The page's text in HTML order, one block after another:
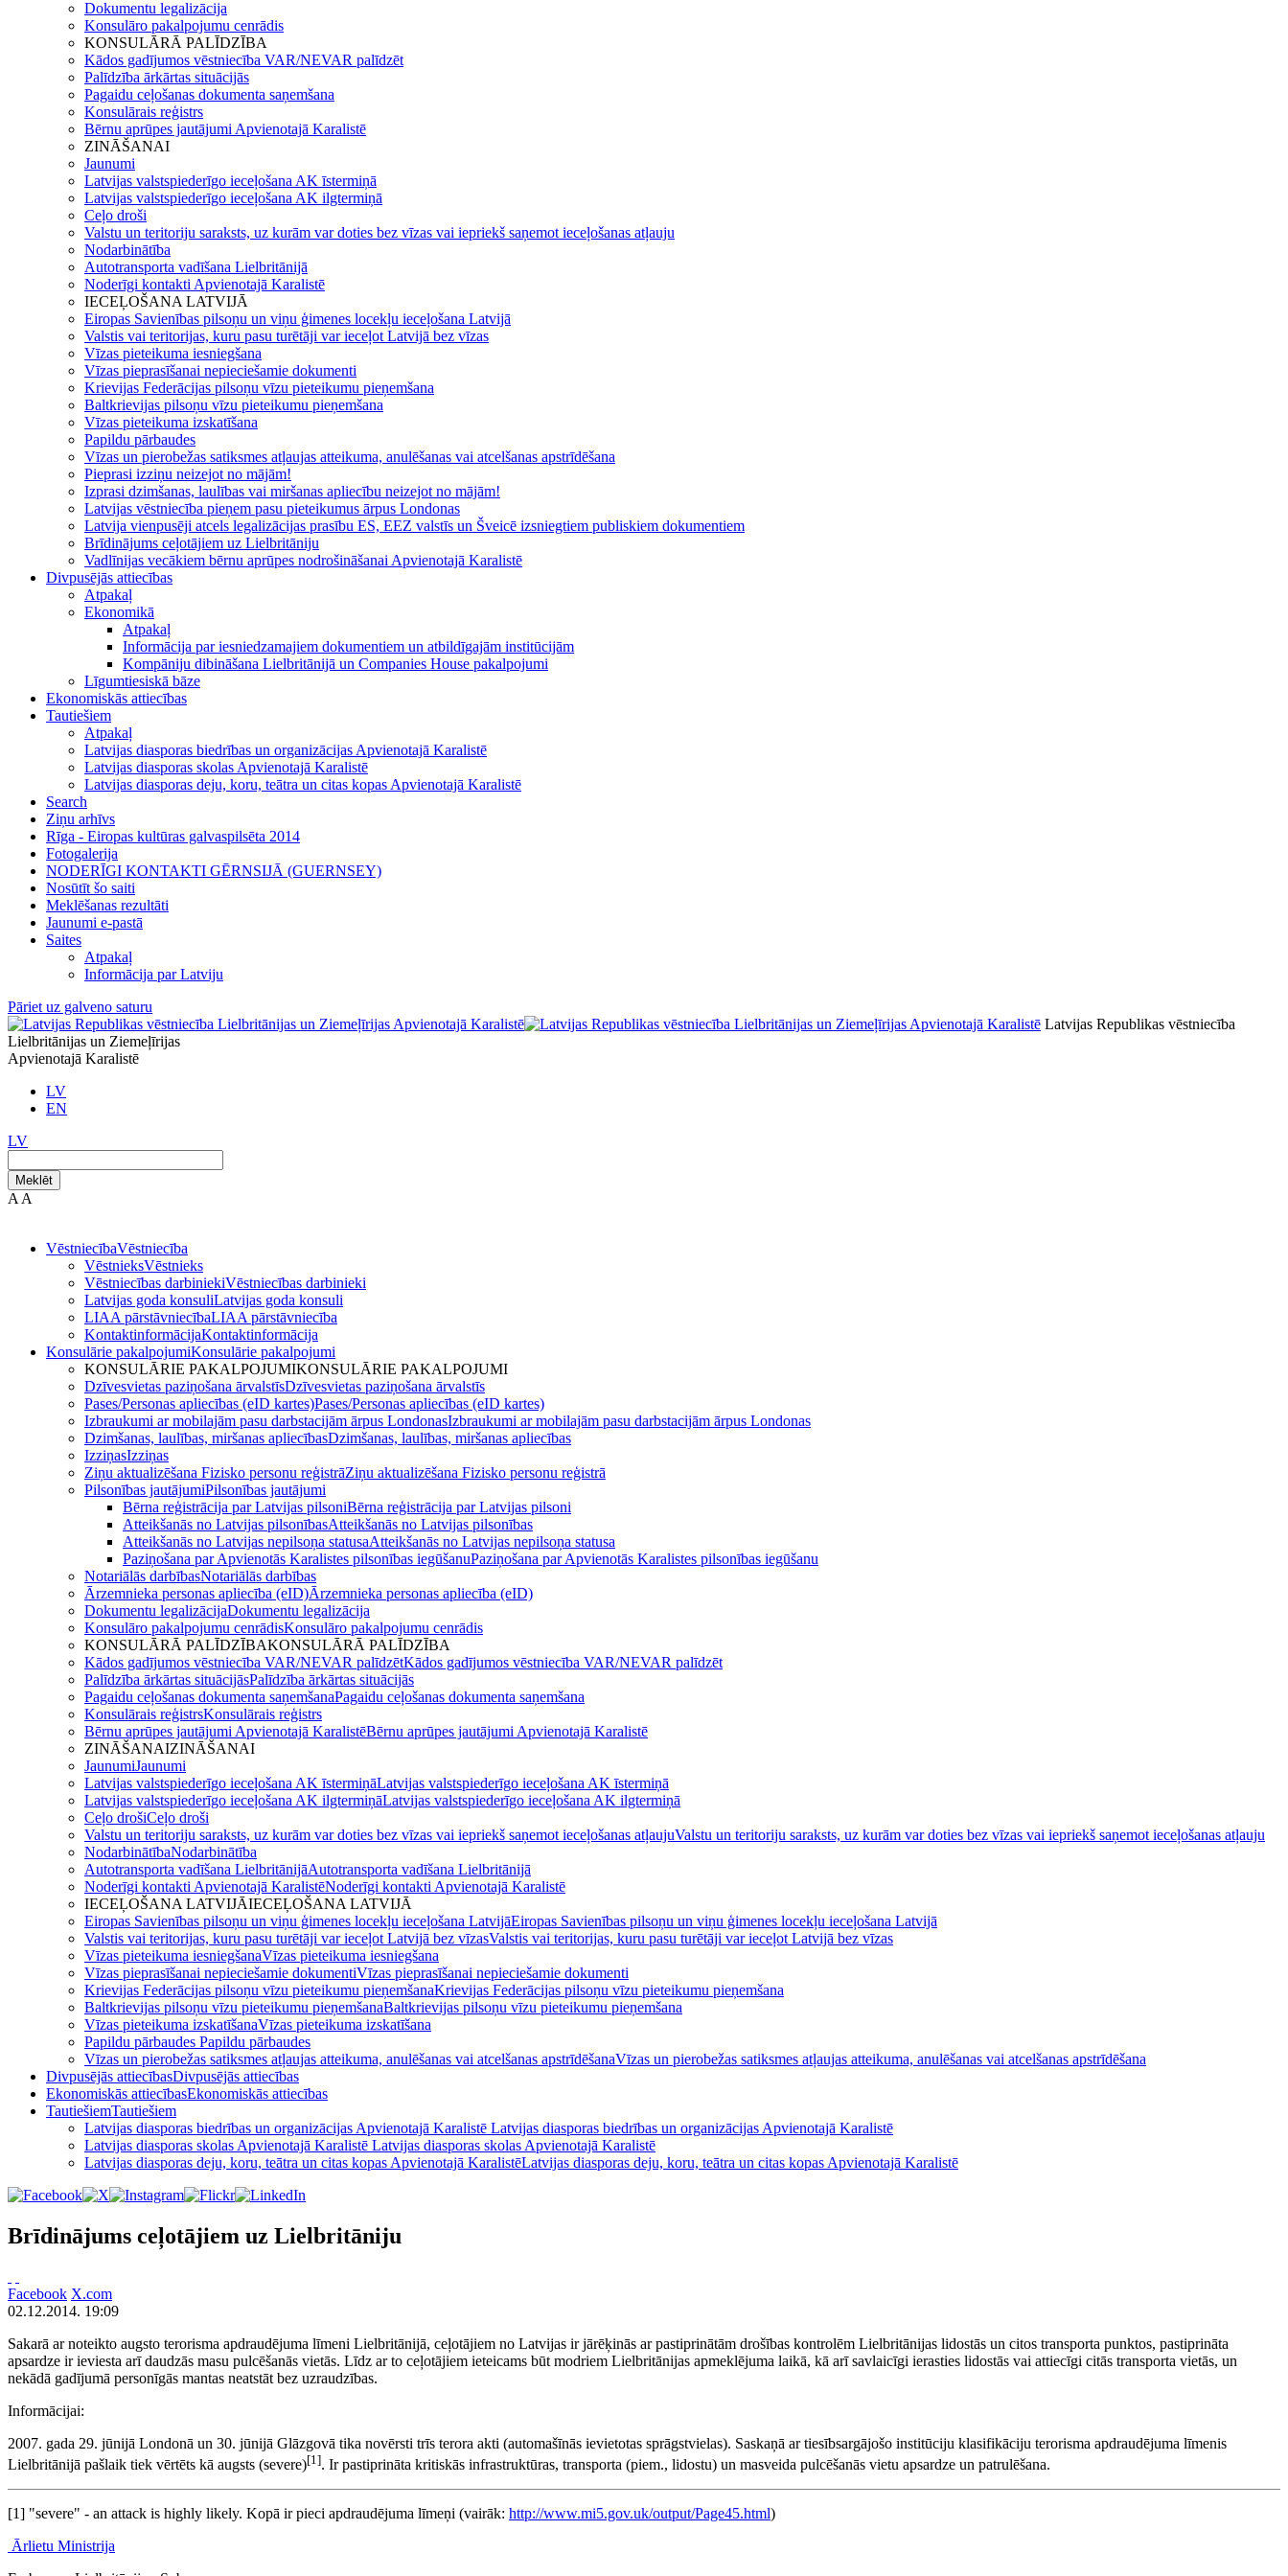
Dokumentu legalizācija
Konsulāro pakalpojumu cenrādis
KONSULĀRĀ PALĪDZĪBA
Kādos gadījumos vēstniecība VAR/NEVAR palīdzēt
Palīdzība ārkārtas situācijās
Pagaidu ceļošanas dokumenta saņemšana
Konsulārais reģistrs
Bērnu aprūpes jautājumi Apvienotajā Karalistē
ZINĀŠANAI
Jaunumi
Latvijas valstspiederīgo ieceļošana AK īstermiņā
Latvijas valstspiederīgo ieceļošana AK ilgtermiņā
Ceļo droši
Valstu un teritoriju saraksts, uz kurām var doties bez vīzas vai iepriekš saņemot ieceļošanas atļauju
Nodarbinātība
Autotransporta vadīšana Lielbritānijā
Noderīgi kontakti Apvienotajā Karalistē
IECEĻOŠANA LATVIJĀ
Eiropas Savienības pilsoņu un viņu ģimenes locekļu ieceļošana Latvijā
Valstis vai teritorijas, kuru pasu turētāji var ieceļot Latvijā bez vīzas
Vīzas pieteikuma iesniegšana
Vīzas pieprasīšanai nepieciešamie dokumenti
Krievijas Federācijas pilsoņu vīzu pieteikumu pieņemšana
Baltkrievijas pilsoņu vīzu pieteikumu pieņemšana
Vīzas pieteikuma izskatīšana
Papildu pārbaudes
Vīzas un pierobežas satiksmes atļaujas atteikuma, anulēšanas vai atcelšanas apstrīdēšana
Pieprasi izziņu neizejot no mājām!
Izprasi dzimšanas, laulības vai miršanas apliecību neizejot no mājām!
Latvijas vēstniecība pieņem pasu pieteikumus ārpus Londonas
Latvija vienpusēji atcels legalizācijas prasību ES, EEZ valstīs un Šveicē izsniegtiem publiskiem dokumentiem
Brīdinājums ceļotājiem uz Lielbritāniju
Vadlīnijas vecākiem bērnu aprūpes nodrošināšanai Apvienotajā Karalistē
Divpusējās attiecības
Atpakaļ
Ekonomikā
Atpakaļ
Informācija par iesniedzamajiem dokumentiem un atbildīgajām institūcijām
Kompāniju dibināšana Lielbritānijā un Companies House pakalpojumi
Līgumtiesiskā bāze
Ekonomiskās attiecības
Tautiešiem
Atpakaļ
Latvijas diasporas biedrības un organizācijas Apvienotajā Karalistē
Latvijas diasporas skolas Apvienotajā Karalistē
Latvijas diasporas deju, koru, teātra un citas kopas Apvienotajā Karalistē
Search
Ziņu arhīvs
Rīga - Eiropas kultūras galvaspilsēta 2014
Fotogalerija
NODERĪGI KONTAKTI GĒRNSIJĀ (GUERNSEY)
Nosūtīt šo saiti
Meklēšanas rezultāti
Jaunumi e-pastā
Saites
Atpakaļ
Informācija par Latviju
Pāriet uz galveno saturu
Latvijas Republikas vēstniecība
Lielbritānijas un Ziemeļīrijas
Apvienotajā Karalistē
LV
EN
LV
Meklēt
A A
VēstniecībaVēstniecība
VēstnieksVēstnieks
Vēstniecības darbiniekiVēstniecības darbinieki
Latvijas goda konsuliLatvijas goda konsuli
LIAA pārstāvniecībaLIAA pārstāvniecība
KontaktinformācijaKontaktinformācija
Konsulārie pakalpojumiKonsulārie pakalpojumi
KONSULĀRIE PAKALPOJUMIKONSULĀRIE PAKALPOJUMI
Dzīvesvietas paziņošana ārvalstīsDzīvesvietas paziņošana ārvalstīs
Pases/Personas apliecības (eID kartes)Pases/Personas apliecības (eID kartes)
Izbraukumi ar mobilajām pasu darbstacijām ārpus LondonasIzbraukumi ar mobilajām pasu darbstacijām ārpus Londonas
Dzimšanas, laulības, miršanas apliecībasDzimšanas, laulības, miršanas apliecības
IzziņasIzziņas
Ziņu aktualizēšana Fizisko personu reģistrāZiņu aktualizēšana Fizisko personu reģistrā
Pilsonības jautājumiPilsonības jautājumi
Bērna reģistrācija par Latvijas pilsoniBērna reģistrācija par Latvijas pilsoni
Atteikšanās no Latvijas pilsonībasAtteikšanās no Latvijas pilsonības
Atteikšanās no Latvijas nepilsoņa statusaAtteikšanās no Latvijas nepilsoņa statusa
Paziņošana par Apvienotās Karalistes pilsonības iegūšanuPaziņošana par Apvienotās Karalistes pilsonības iegūšanu
Notariālās darbībasNotariālās darbības
Ārzemnieka personas apliecība (eID)Ārzemnieka personas apliecība (eID)
Dokumentu legalizācijaDokumentu legalizācija
Konsulāro pakalpojumu cenrādisKonsulāro pakalpojumu cenrādis
KONSULĀRĀ PALĪDZĪBAKONSULĀRĀ PALĪDZĪBA
Kādos gadījumos vēstniecība VAR/NEVAR palīdzētKādos gadījumos vēstniecība VAR/NEVAR palīdzēt
Palīdzība ārkārtas situācijāsPalīdzība ārkārtas situācijās
Pagaidu ceļošanas dokumenta saņemšanaPagaidu ceļošanas dokumenta saņemšana
Konsulārais reģistrsKonsulārais reģistrs
Bērnu aprūpes jautājumi Apvienotajā KaralistēBērnu aprūpes jautājumi Apvienotajā Karalistē
ZINĀŠANAIZINĀŠANAI
JaunumiJaunumi
Latvijas valstspiederīgo ieceļošana AK īstermiņāLatvijas valstspiederīgo ieceļošana AK īstermiņā
Latvijas valstspiederīgo ieceļošana AK ilgtermiņāLatvijas valstspiederīgo ieceļošana AK ilgtermiņā
Ceļo drošiCeļo droši
Valstu un teritoriju saraksts, uz kurām var doties bez vīzas vai iepriekš saņemot ieceļošanas atļaujuValstu un teritoriju saraksts, uz kurām var doties bez vīzas vai iepriekš saņemot ieceļošanas atļauju
NodarbinātībaNodarbinātība
Autotransporta vadīšana LielbritānijāAutotransporta vadīšana Lielbritānijā
Noderīgi kontakti Apvienotajā KaralistēNoderīgi kontakti Apvienotajā Karalistē
IECEĻOŠANA LATVIJĀIECEĻOŠANA LATVIJĀ
Eiropas Savienības pilsoņu un viņu ģimenes locekļu ieceļošana LatvijāEiropas Savienības pilsoņu un viņu ģimenes locekļu ieceļošana Latvijā
Valstis vai teritorijas, kuru pasu turētāji var ieceļot Latvijā bez vīzasValstis vai teritorijas, kuru pasu turētāji var ieceļot Latvijā bez vīzas
Vīzas pieteikuma iesniegšanaVīzas pieteikuma iesniegšana
Vīzas pieprasīšanai nepieciešamie dokumentiVīzas pieprasīšanai nepieciešamie dokumenti
Krievijas Federācijas pilsoņu vīzu pieteikumu pieņemšanaKrievijas Federācijas pilsoņu vīzu pieteikumu pieņemšana
Baltkrievijas pilsoņu vīzu pieteikumu pieņemšanaBaltkrievijas pilsoņu vīzu pieteikumu pieņemšana
Vīzas pieteikuma izskatīšanaVīzas pieteikuma izskatīšana
Papildu pārbaudes Papildu pārbaudes
Vīzas un pierobežas satiksmes atļaujas atteikuma, anulēšanas vai atcelšanas apstrīdēšanaVīzas un pierobežas satiksmes atļaujas atteikuma, anulēšanas vai atcelšanas apstrīdēšana
Divpusējās attiecībasDivpusējās attiecības
Ekonomiskās attiecībasEkonomiskās attiecības
TautiešiemTautiešiem
Latvijas diasporas biedrības un organizācijas Apvienotajā Karalistē Latvijas diasporas biedrības un organizācijas Apvienotajā Karalistē
Latvijas diasporas skolas Apvienotajā Karalistē Latvijas diasporas skolas Apvienotajā Karalistē
Latvijas diasporas deju, koru, teātra un citas kopas Apvienotajā KaralistēLatvijas diasporas deju, koru, teātra un citas kopas Apvienotajā Karalistē
Brīdinājums ceļotājiem uz Lielbritāniju
Facebook X.com
02.12.2014. 19:09
Sakarā ar noteikto augsto terorisma apdraudējuma līmeni Lielbritānijā, ceļotājiem no Latvijas ir jārēķinās ar pastiprinātām drošības kontrolēm Lielbritānijas lidostās un citos transporta punktos, pastiprināta
apsardze ir ieviesta arī daudzās masu pulcēšanās vietās. Līdz ar to ceļotājiem ieteicams būt modriem Lielbritānijas apmeklējuma laikā, kā arī savlaicīgi ierasties lidostās vai attiecīgi citās transporta vietās, un
nekādā gadījumā personīgās mantas neatstāt bez uzraudzības.
Informācijai:
2007. gada 29. jūnijā Londonā un 30. jūnijā Glāzgovā tika novērsti trīs terora akti (automašīnās ievietotas sprāgstvielas). Saskaņā ar tiesībsargājošo institūciju klasifikāciju terorisma apdraudējuma līmenis
Lielbritānijā pašlaik tiek vērtēts kā augsts (severe)[1]. Ir pastiprināta kritiskās infrastruktūras, transporta (piem., lidostu) un masveida pulcēšanās vietu apsardze un patrulēšana.
[1] "severe" - an attack is highly likely. Kopā ir pieci apdraudējuma līmeņi (vairāk: http://www.mi5.gov.uk/output/Page45.html)
Ārlietu Ministrija